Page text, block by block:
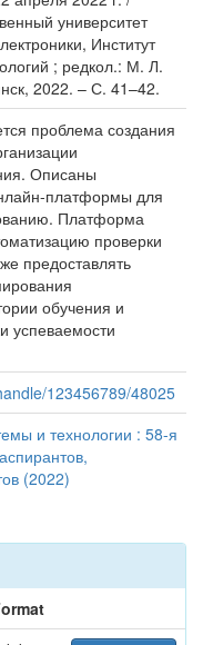
университет
Институт
; редкол.: М. Л.
2022. – С. 41–42.
проблема создания
Описаны
платформы для
Платформа
проверки
предоставлять
обучения и
успеваемости
123456789/48025
и технологии : 58-я
(2022)